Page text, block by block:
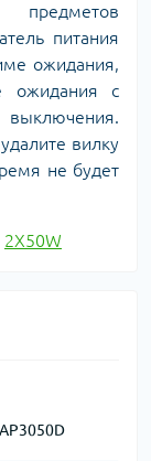
предметов
питания
ожидания,
ожидания с
выключения.
вилку
не будет
2X50W